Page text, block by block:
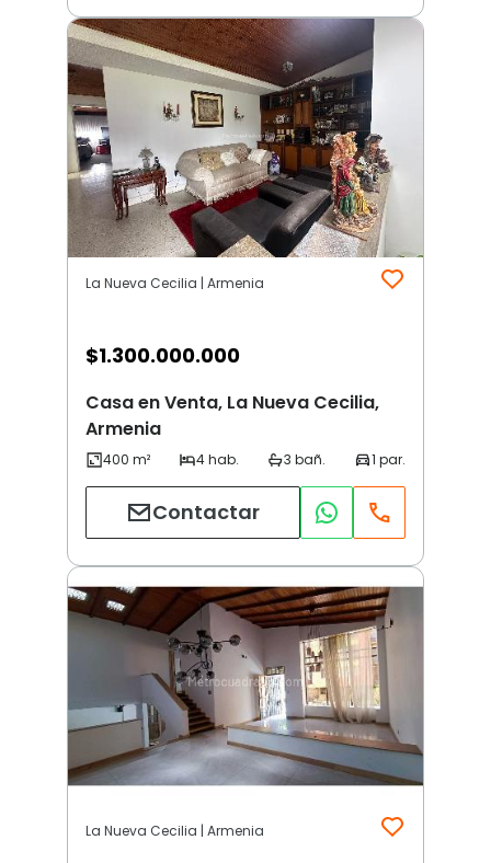
La Nueva Cecilia | Armenia
$1.300.000.000
Casa en Venta, La Nueva Cecilia,
Armenia
Contactar
La Nueva Cecilia | Armenia